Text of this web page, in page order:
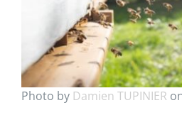
Photo by Damien TUPINIER